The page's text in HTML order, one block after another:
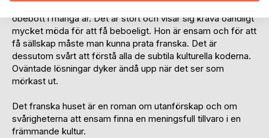
obebott i många år. Det är stort och visar sig kräva oändligt
mycket möda för att få beboeligt. Hon är ensam och för att
få sällskap måste man kunna prata franska. Det är
dessutom svårt att förstå alla de subtila kulturella koderna.
Oväntade lösningar dyker ändå upp när det ser som
mörkast ut.
Det franska huset är en roman om utanförskap och om
svårigheterna att ensam finna en meningsfull tillvaro i en
främmande kultur.